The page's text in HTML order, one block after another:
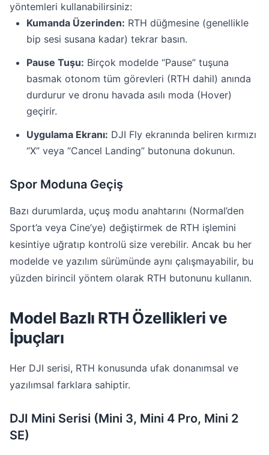
yöntemleri kullanabilirsiniz:
Kumanda Üzerinden: RTH düğmesine (genellikle
bip sesi susana kadar) tekrar basın.
Pause Tuşu: Birçok modelde “Pause” tuşuna
basmak otonom tüm görevleri (RTH dahil) anında
durdurur ve dronu havada asılı moda (Hover)
geçirir.
Uygulama Ekranı: DJI Fly ekranında beliren kırmızı
“X” veya “Cancel Landing” butonuna dokunun.
Spor Moduna Geçiş
Bazı durumlarda, uçuş modu anahtarını (Normal’den
Sport’a veya Cine’ye) değiştirmek de RTH işlemini
kesintiye uğratıp kontrolü size verebilir. Ancak bu her
modelde ve yazılım sürümünde aynı çalışmayabilir, bu
yüzden birincil yöntem olarak RTH butonunu kullanın.
Model Bazlı RTH Özellikleri ve
İpuçları
Her DJI serisi, RTH konusunda ufak donanımsal ve
yazılımsal farklara sahiptir.
DJI Mini Serisi (Mini 3, Mini 4 Pro, Mini 2
SE)